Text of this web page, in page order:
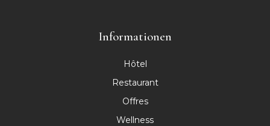
Informationen
Hôtel
Restaurant
Offres
Wellness